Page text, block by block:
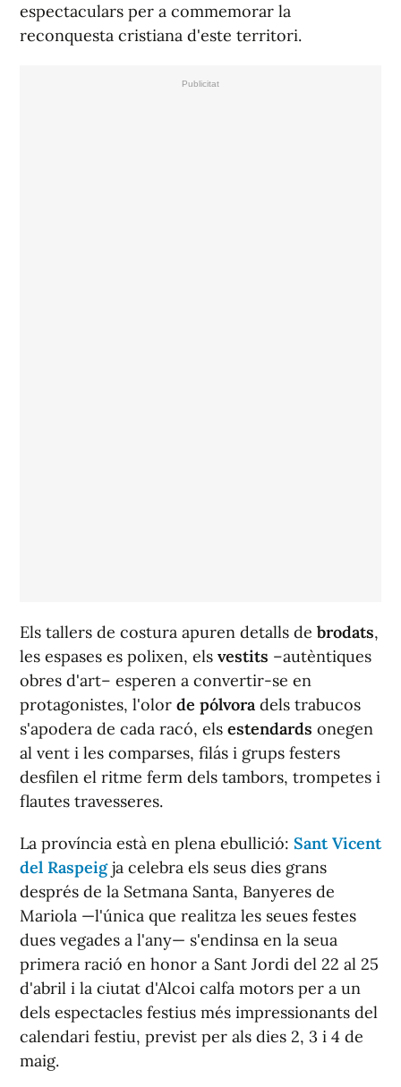
espectaculars per a commemorar la
reconquesta cristiana d'este territori.
Els tallers de costura apuren detalls de brodats,
les espases es polixen, els vestits –autèntiques
obres d'art– esperen a convertir-se en
protagonistes, l'olor de pólvora dels trabucos
s'apodera de cada racó, els estendards onegen
al vent i les comparses, filás i grups festers
desfilen el ritme ferm dels tambors, trompetes i
flautes travesseres.
La província està en plena ebullició: Sant Vicent
del Raspeigja celebra els seus dies grans
després de la Setmana Santa, Banyeres de
Mariola —l'única que realitza les seues festes
dues vegades a l'any— s'endinsa en la seua
primera ració en honor a Sant Jordi del 22 al 25
d'abril i la ciutat d'Alcoi calfa motors per a un
dels espectacles festius més impressionants del
calendari festiu, previst per als dies 2, 3 i 4 de
maig.